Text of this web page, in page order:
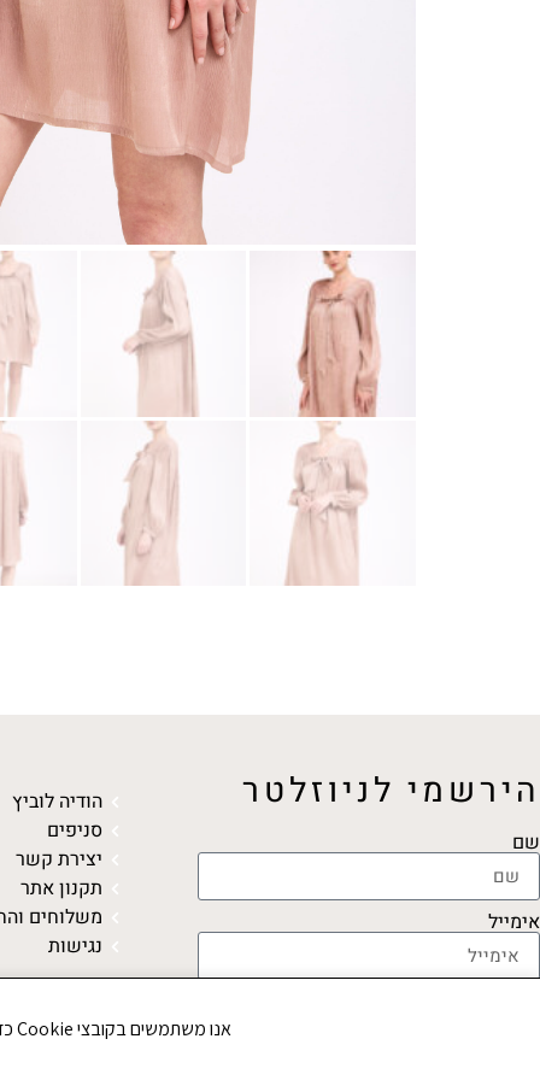
הירשמי לניוזלטר
שם
אימייל
הודיה לוביץ
סניפים
יצירת קשר
תקנון אתר
משלוחים
נגישות
אנו משתמשים בקובצי Cookie כדי לשפר את חווית הגלישה שלך ולנתח את תנועת הגולשים באתר. האם את/ה מסכים/ה לשימוש בקובצי Cookie?